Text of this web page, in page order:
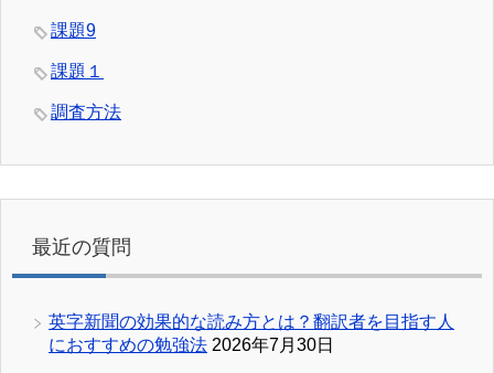
課題9
課題１
調査方法
最近の質問
英字新聞の効果的な読み方とは？翻訳者を目指す人
におすすめの勉強法 2026年7月30日